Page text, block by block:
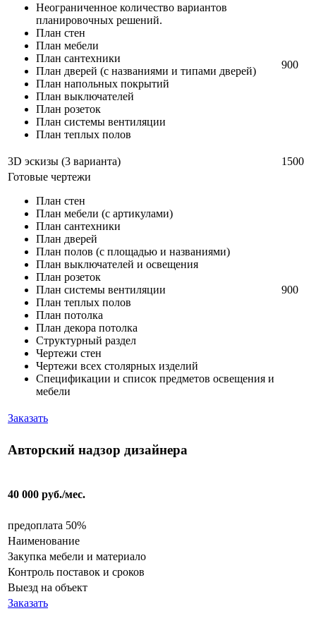
Неограниченное количество вариантов
планировочных решений.
План стен
План мебели
План сантехники
План дверей (с названиями и типами дверей)
План напольных покрытий
План выключателей
План розеток
План системы вентиляции
План теплых полов
900
3D эскизы (3 варианта)
1500
Готовые чертежи
План стен
План мебели (с артикулами)
План сантехники
План дверей
План полов (с площадью и названиями)
План выключателей и освещения
План розеток
План системы вентиляции
План теплых полов
План потолка
План декора потолка
Структурный раздел
Чертежи стен
Чертежи всех столярных изделий
Спецификации и список предметов освещения и
мебели
900
Заказать
Авторский надзор дизайнера
40 000 руб./мес.
предоплата 50%
Наименование
Закупка мебели и материало
Контроль поставок и сроков
Выезд на объект
Заказать